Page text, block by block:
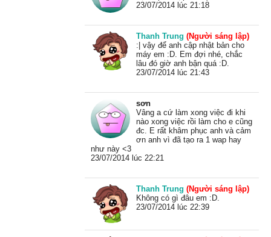
23/07/2014 lúc 21:18
Thanh Trung (Người sáng lập)
:| vậy để anh cập nhật bản cho
máy em :D. Em đợi nhé, chắc
lâu đó giờ anh bận quá :D.
23/07/2014 lúc 21:43
sơn
Vâng a cứ làm xong việc đi khi
nào xong việc rồi làm cho e cũng
đc. E rất khâm phục anh và cảm
ơn anh vì đã tạo ra 1 wap hay
như này <3
23/07/2014 lúc 22:21
Thanh Trung (Người sáng lập)
Không có gì đâu em :D.
23/07/2014 lúc 22:39